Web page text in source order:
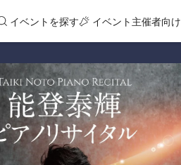
イベントを探す イベント主催者向け